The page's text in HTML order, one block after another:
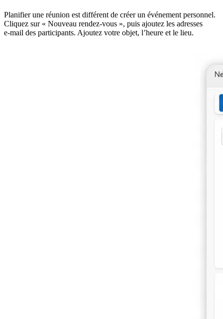
Planifier une réunion est différent de créer un événement personnel.
Cliquez sur « Nouveau rendez-vous », puis ajoutez les adresses
e‑mail des participants. Ajoutez votre objet, l’heure et le lieu.